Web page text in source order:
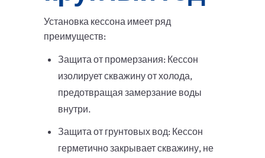
Установка кессона имеет ряд
преимуществ:
Защита от промерзания: Кессон
изолирует скважину от холода,
предотвращая замерзание воды
внутри.
Защита от грунтовых вод: Кессон
герметично закрывает скважину, не